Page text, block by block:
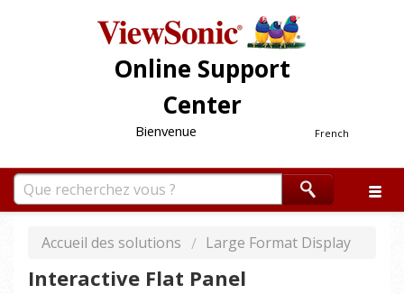
Online Support
Center
French
Bienvenue
Accueil des solutions Large Format Display
Interactive Flat Panel